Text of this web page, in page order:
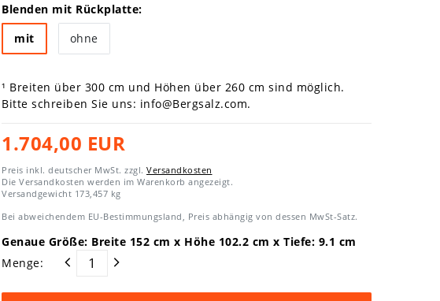
Blenden mit Rückplatte:
mit
ohne
¹ Breiten über 300 cm und Höhen über 260 cm sind möglich.
Bitte schreiben Sie uns: info@Bergsalz.com.
1.704,00 EUR
Preis inkl. deutscher MwSt. zzgl. Versandkosten
Die Versandkosten werden im Warenkorb angezeigt.
Versandgewicht 173,457 kg
Bei abweichendem EU-Bestimmungsland, Preis abhängig von dessen MwSt-Satz.
Genaue Größe: Breite 152 cm x Höhe 102.2 cm x Tiefe: 9.1 cm
Menge: